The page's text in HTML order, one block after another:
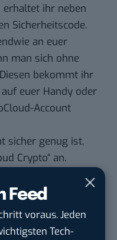
Feed
voraus. Jeden
Tech-
erhaltet ihr neben
Sicherheitscode.
an euer
man sich ohne
bekommt ihr
euer Handy oder
Account
sicher genug ist,
Crypto“ an.